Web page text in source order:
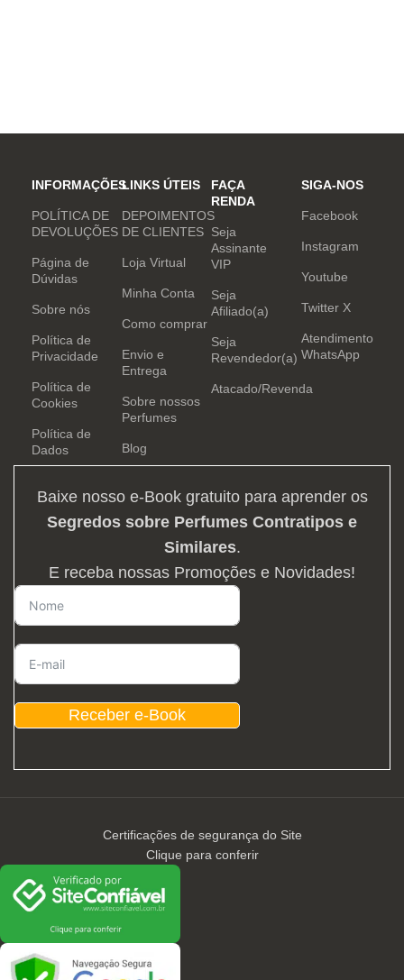
INFORMAÇÕES
POLÍTICA DE
DEVOLUÇÕES
Página de
Dúvidas
Sobre nós
Política de
Privacidade
Política de
Cookies
Política de
Dados
LINKS ÚTEIS
DEPOIMENTOS
DE CLIENTES
Loja Virtual
Minha Conta
Como comprar
Envio e
Entrega
Sobre nossos
Perfumes
Blog
FAÇA
RENDA
Seja
Assinante
VIP
Seja
Afiliado(a)
Seja
Revendedor(a)
Atacado/Revenda
SIGA-NOS
Facebook
Instagram
Youtube
Twitter X
Atendimento
WhatsApp
Baixe nosso e-Book gratuito para aprender os
Segredos sobre Perfumes Contratipos e
Similares.
E receba nossas Promoções e Novidades!
Receber e-Book
Certificações de segurança do Site
Clique para conferir